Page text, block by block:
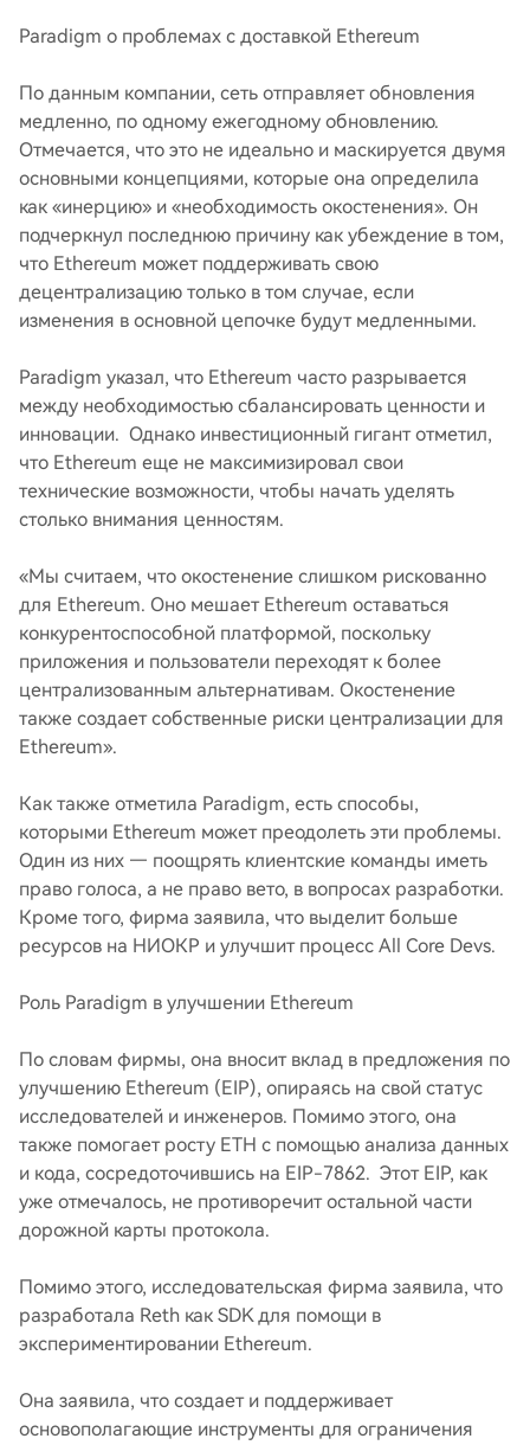
Paradigm о проблемах с доставкой Ethereum
По данным компании, сеть отправляет обновления
медленно, по одному ежегодному обновлению.
Отмечается, что это не идеально и маскируется двумя
основными концепциями, которые она определила
как «инерцию» и «необходимость окостенения». Он
подчеркнул последнюю причину как убеждение в том,
что Ethereum может поддерживать свою
децентрализацию только в том случае, если
изменения в основной цепочке будут медленными.
Paradigm указал, что Ethereum часто разрывается
между необходимостью сбалансировать ценности и
инновации. Однако инвестиционный гигант отметил,
что Ethereum еще не максимизировал свои
технические возможности, чтобы начать уделять
столько внимания ценностям.
«Мы считаем, что окостенение слишком рискованно
для Ethereum. Оно мешает Ethereum оставаться
конкурентоспособной платформой, поскольку
приложения и пользователи переходят к более
централизованным альтернативам. Окостенение
также создает собственные риски централизации для
Ethereum».
Как также отметила Paradigm, есть способы,
которыми Ethereum может преодолеть эти проблемы.
Один из них — поощрять клиентские команды иметь
право голоса, а не право вето, в вопросах разработки.
Кроме того, фирма заявила, что выделит больше
ресурсов на НИОКР и улучшит процесс All Core Devs.
Роль Paradigm в улучшении Ethereum
По словам фирмы, она вносит вклад в предложения по
улучшению Ethereum (EIP), опираясь на свой статус
исследователей и инженеров. Помимо этого, она
также помогает росту ETH с помощью анализа данных
и кода, сосредоточившись на EIP-7862. Этот EIP, как
уже отмечалось, не противоречит остальной части
дорожной карты протокола.
Помимо этого, исследовательская фирма заявила, что
разработала Reth как SDK для помощи в
экспериментировании Ethereum.
Она заявила, что создает и поддерживает
основополагающие инструменты для ограничения